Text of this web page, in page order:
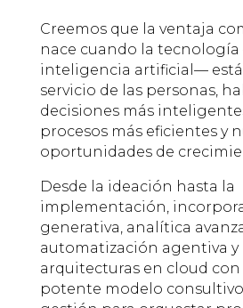
Creemos que la ventaja
nace cuando la tecnología
inteligencia artificial—
servicio de las personas,
decisiones más
procesos más eficientes y
oportunidades de
Desde la ideación hasta la
implementación,
generativa, analítica
automatización agentiva y
arquitecturas en cloud con
potente modelo consultivo